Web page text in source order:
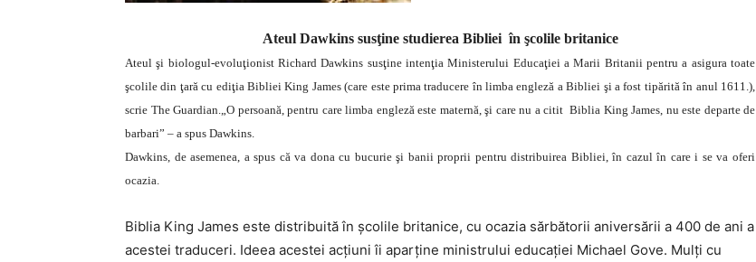
Ateul Dawkins susţine studierea Bibliei în şcolile britanice
Ateul şi biologul-evoluţionist Richard Dawkins susţine intenţia Ministerului Educaţiei a Marii Britanii pentru a asigura toate
şcolile din ţară cu ediţia Bibliei King James (care este prima traducere în limba engleză a Bibliei şi a fost tipărită în anul 1611.),
scrie The Guardian.„O persoană, pentru care limba engleză este maternă, şi care nu a citit Biblia King James, nu este departe de
barbari” – a spus Dawkins.
Dawkins, de asemenea, a spus că va dona cu bucurie şi banii proprii pentru distribuirea Bibliei, în cazul în care i se va oferi
ocazia.
Biblia King James este distribuită în şcolile britanice, cu ocazia sărbătorii aniversării a 400 de ani a
acestei traduceri. Ideea acestei acţiuni îi aparţine ministrului educaţiei Michael Gove. Mulţi cu